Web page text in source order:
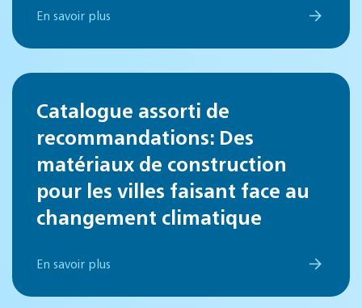
En savoir plus
Catalogue assorti de
recommandations: Des
matériaux de construction
pour les villes faisant face au
changement climatique
En savoir plus